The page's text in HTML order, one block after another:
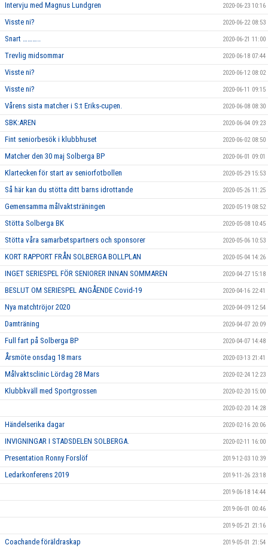
Intervju med Magnus Lundgren 2020-06-23 10:16
Visste ni? 2020-06-22 08:53
Snart ……….. 2020-06-21 11:00
Trevlig midsommar 2020-06-18 07:44
Visste ni? 2020-06-12 08:02
Visste ni? 2020-06-11 09:15
Vårens sista matcher i S:t Eriks-cupen. 2020-06-08 08:30
SBK:AREN 2020-06-04 09:23
Fint seniorbesök i klubbhuset 2020-06-02 08:50
Matcher den 30 maj Solberga BP 2020-06-01 09:01
Klartecken för start av seniorfotbollen 2020-05-29 15:53
Så här kan du stötta ditt barns idrottande 2020-05-26 11:25
Gemensamma målvaktsträningen 2020-05-19 08:52
Stötta Solberga BK 2020-05-08 10:45
Stötta våra samarbetspartners och sponsorer 2020-05-06 10:53
KORT RAPPORT FRÅN SOLBERGA BOLLPLAN 2020-05-04 14:26
INGET SERIESPEL FÖR SENIORER INNAN SOMMAREN 2020-04-27 15:18
BESLUT OM SERIESPEL ANGÅENDE Covid-19 2020-04-16 22:41
Nya matchtröjor 2020 2020-04-09 12:54
Damträning 2020-04-07 20:09
Full fart på Solberga BP 2020-04-07 14:48
Årsmöte onsdag 18 mars 2020-03-13 21:41
Målvaktsclinic Lördag 28 Mars 2020-02-24 12:23
Klubbkväll med Sportgrossen 2020-02-20 15:00
2020-02-20 14:28
Händelserika dagar 2020-02-16 20:06
INVIGNINGAR I STADSDELEN SOLBERGA. 2020-02-11 16:00
Presentation Ronny Forslöf 2019-12-03 10:39
Ledarkonferens 2019 2019-11-26 23:18
2019-06-18 14:44
2019-06-01 00:46
2019-05-21 21:16
Coachande föräldraskap 2019-05-01 21:54